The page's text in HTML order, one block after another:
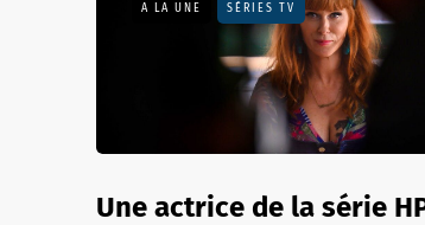
A LA UNE SÉRIES TV
Une actrice de la série